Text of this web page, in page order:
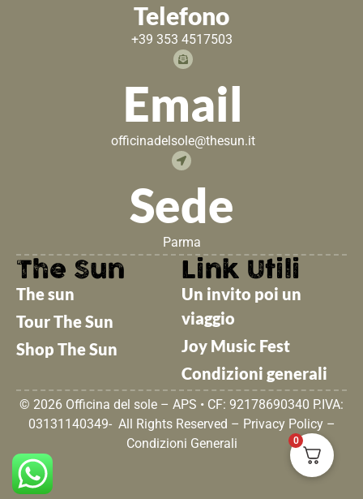
Telefono
+39 353 4517503
Email
officinadelsole@thesun.it
Sede
Parma
The Sun
The sun
Tour The Sun
Shop The Sun
Link Utili
Un invito poi un
viaggio
Joy Music Fest
Condizioni generali
© 2026 Officina del sole – APS • CF: 92178690340 P.IVA:
03131140349- All Rights Reserved – Privacy Policy–
Condizioni Generali
0